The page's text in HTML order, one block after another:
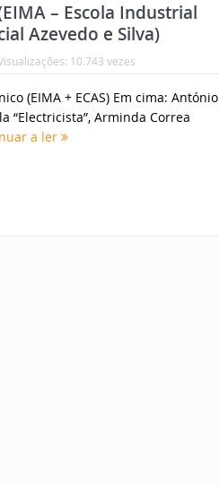
– Escola Industrial
Azevedo e Silva)
10.743 vezes
(EIMA + ECAS) Em cima: António
“Electricista”, Arminda Correa
a ler